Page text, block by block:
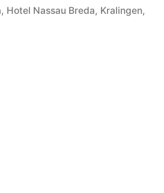
, Hotel Nassau Breda, Kralingen,